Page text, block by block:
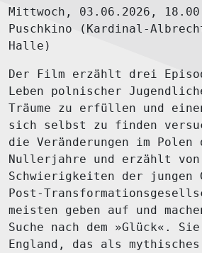
Mittwoch, 03.06.2026,
Puschkino (Kardinal-
Halle)
Der Film erzählt drei
Leben polnischer
Träume zu erfüllen und
sich selbst zu finden
die Veränderungen im Polen
Nullerjahre und erzählt von
Schwierigkeiten der jungen
Post-
meisten geben auf und
Suche nach dem »Glück«.
England, das als